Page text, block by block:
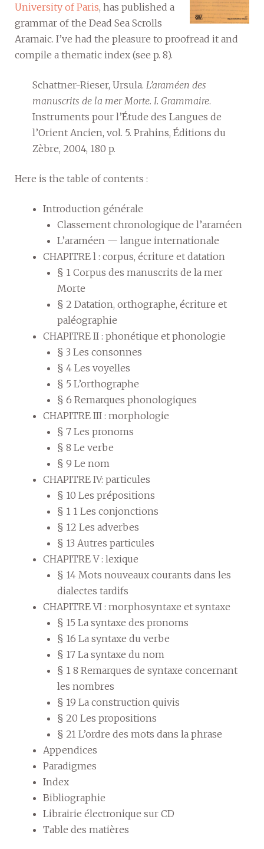
University of Paris, has published a
grammar of the Dead Sea Scrolls
Aramaic. I’ve had the pleasure to proofread it and
compile a thematic index (see p. 8).
Schattner-Rieser, Ursula. L’araméen des
manuscrits de la mer Morte. I. Grammaire.
Instruments pour l’Étude des Langues de
l’Orient Ancien, vol. 5. Prahins, Éditions du
Zèbre, 2004, 180 p.
Here is the table of contents :
Introduction générale
Classement chronologique de l’araméen
L’araméen — langue internationale
CHAPITRE l : corpus, écriture et datation
§ 1 Corpus des manuscrits de la mer
Morte
§ 2 Datation, orthographe, écriture et
paléographie
CHAPITRE II : phonétique et phonologie
§ 3 Les consonnes
§ 4 Les voyelles
§ 5 L’orthographe
§ 6 Remarques phonologiques
CHAPITRE III : morphologie
§ 7 Les pronoms
§ 8 Le verbe
§ 9 Le nom
CHAPITRE IV: particules
§ 10 Les prépositions
§ 1 1 Les conjonctions
§ 12 Les adverbes
§ 13 Autres particules
CHAPITRE V : lexique
§ 14 Mots nouveaux courants dans les
dialectes tardifs
CHAPITRE VI : morphosyntaxe et syntaxe
§ 15 La syntaxe des pronoms
§ 16 La syntaxe du verbe
§ 17 La syntaxe du nom
§ 1 8 Remarques de syntaxe concernant
les nombres
§ 19 La construction quivis
§ 20 Les propositions
§ 21 L’ordre des mots dans la phrase
Appendices
Paradigmes
Index
Bibliographie
Librairie électronique sur CD
Table des matières